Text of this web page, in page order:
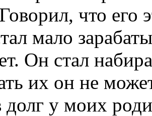
что его
мало
Он стал
их он не
долг у моих